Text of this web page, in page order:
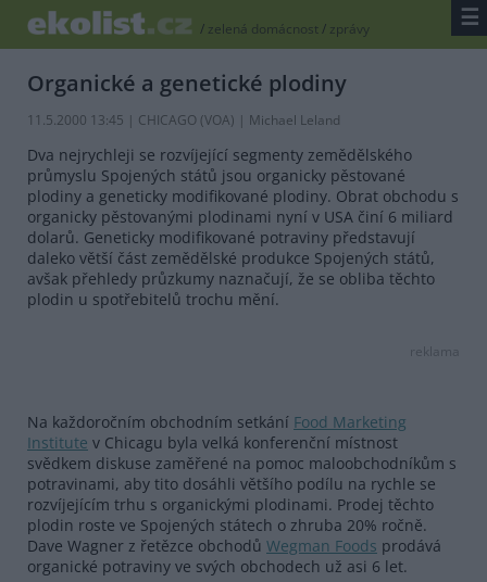
/ zelená domácnost/ zprávy ☰
Organické a genetické plodiny
11.5.2000 13:45 | CHICAGO (VOA) | Michael Leland
Dva nejrychleji se rozvíjející segmenty zemědělského
průmyslu Spojených států jsou organicky pěstované
plodiny a geneticky modifikované plodiny. Obrat obchodu s
organicky pěstovanými plodinami nyní v USA činí 6 miliard
dolarů. Geneticky modifikované potraviny představují
daleko větší část zemědělské produkce Spojených států,
avšak přehledy průzkumy naznačují, že se obliba těchto
plodin u spotřebitelů trochu mění.
reklama
Na každoročním obchodním setkání Food Marketing
Institute v Chicagu byla velká konferenční místnost
svědkem diskuse zaměřené na pomoc maloobchodníkům s
potravinami, aby tito dosáhli většího podílu na rychle se
rozvíjejícím trhu s organickými plodinami. Prodej těchto
plodin roste ve Spojených státech o zhruba 20% ročně.
Dave Wagner z řetězce obchodů Wegman Foods prodává
organické potraviny ve svých obchodech už asi 6 let.